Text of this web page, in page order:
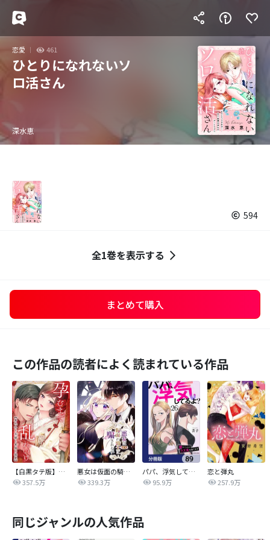
恋愛 461
ひとりになれないソ
ロ活さん
深水恵
594
全1巻を表示する
まとめて購入
この作品の読者によく読まれている作品
【白黒タテ版】孕むまで乱れいけ～身代わり花嫁と軍服の猛愛
357.5万
悪女は仮面の騎士に騙されない
339.3万
パパ、浮気してるよ？娘と二人でクズ夫を捨てます【分冊版】
95.9万
恋と弾丸
257.9万
同じジャンルの人気作品